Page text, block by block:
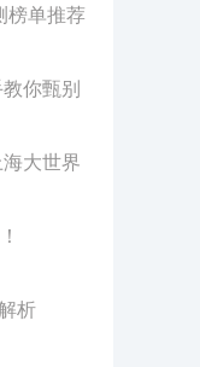
榜单推荐
你甄别
大世界
析